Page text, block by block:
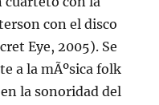
con el disco
Eye, 2005). Se
a la mÃºsica folk
la sonoridad del